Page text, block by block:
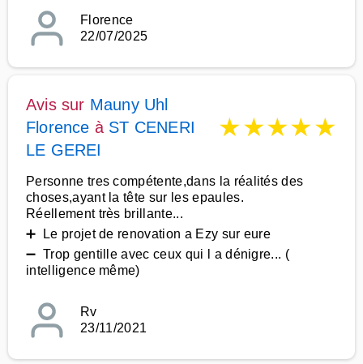
Florence
22/07/2025
Avis sur Mauny Uhl
Florence à ST CENERI
LE GEREI
★★★★★
Personne tres compétente,dans la réalités des
choses,ayant la tête sur les epaules.
Réellement très brillante...
➕ Le projet de renovation a Ezy sur eure
➖ Trop gentille avec ceux qui l a dénigre... (
intelligence même)
Rv
23/11/2021